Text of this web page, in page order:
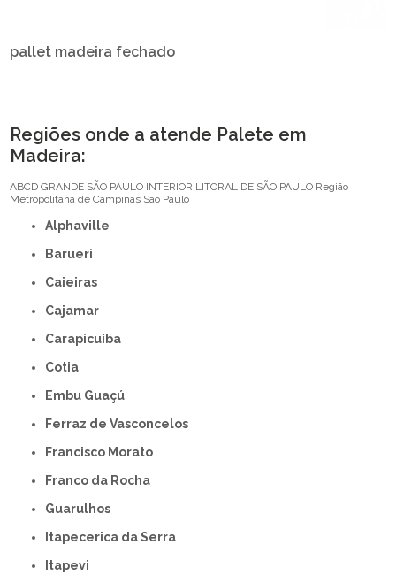
pallet madeira fechado
Regiões onde a atende Palete em
Madeira:
ABCD GRANDE SÃO PAULO INTERIOR LITORAL DE SÃO PAULO Região
Metropolitana de Campinas São Paulo
Alphaville
Barueri
Caieiras
Cajamar
Carapicuíba
Cotia
Embu Guaçú
Ferraz de Vasconcelos
Francisco Morato
Franco da Rocha
Guarulhos
Itapecerica da Serra
Itapevi